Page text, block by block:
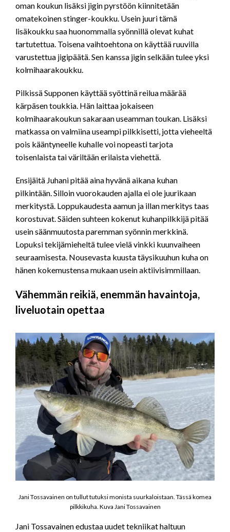
oman koukun lisäksi jigin pyrstöön kiinnitetään
omatekoinen stinger-koukku. Usein juuri tämä
lisäkoukku saa huonommalla syönnillä olevat kuhat
tartutettua. Toisena vaihtoehtona on käyttää ruuvilla
varustettua jigipäätä. Sen kanssa jigin selkään tulee yksi
kolmihaarakoukku.
Pilkissä Supponen käyttää syöttinä reilua määrää
kärpäsen toukkia. Hän laittaa jokaiseen
kolmihaarakoukun sakaraan useamman toukan. Lisäksi
matkassa on valmiina useampi pilkkisetti, jotta vieheeltä
pois kääntyneelle kuhalle voi nopeasti tarjota
toisenlaista tai väriltään erilaista viehettä.
Ensijäitä Juhani pitää aina hyvänä aikana kuhan
pilkintään. Silloin vuorokauden ajalla ei ole juurikaan
merkitystä. Loppukaudesta aamun ja illan merkitys taas
korostuvat. Säiden suhteen kokenut kuhanpilkkijä pitää
usein säänmuutosta paremman syönnin merkkinä.
Lopuksi tekijämieheltä tulee vielä vinkki kuunvaiheen
seuraamisesta. Nousevasta kuusta täysikuuhun kuha on
hänen kokemustensa mukaan usein aktiivisimmillaan.
Vähemmän reikiä, enemmän havaintoja,
liveluotain opettaa
Jani Tossavainen on tullut tutuksi monista suurkaloistaan. Tässä komea
pilkkikuha. Kuva Jani Tossavainen
Jani Tossavainen edustaa uudet tekniikat haltuun